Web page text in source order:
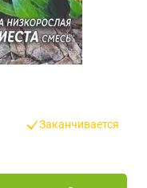
Заканчивается